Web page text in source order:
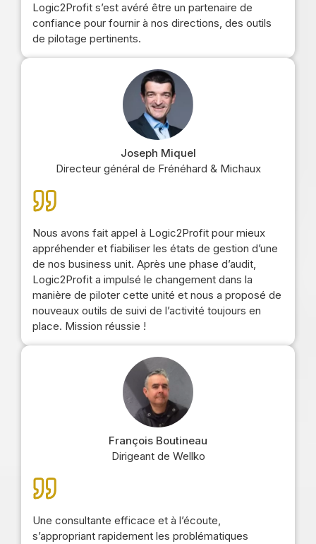
Logic2Profit s’est avéré être un partenaire de
confiance pour fournir à nos directions, des outils
de pilotage pertinents.
Joseph Miquel
Directeur général de Frénéhard & Michaux
Nous avons fait appel à Logic2Profit pour mieux
appréhender et fiabiliser les états de gestion d’une
de nos business unit. Après une phase d’audit,
Logic2Profit a impulsé le changement dans la
manière de piloter cette unité et nous a proposé de
nouveaux outils de suivi de l’activité toujours en
place. Mission réussie !
François Boutineau
Dirigeant de Wellko
Une consultante efficace et à l’écoute,
s’appropriant rapidement les problématiques